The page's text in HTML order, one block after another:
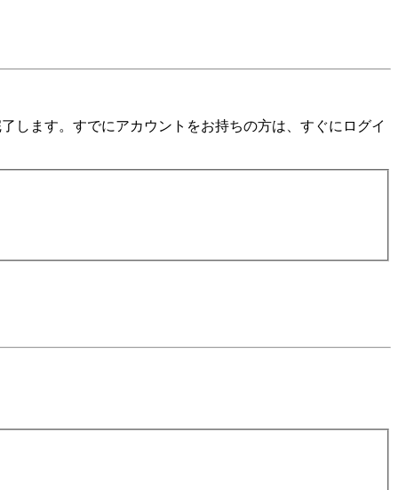
します。すでにアカウントをお持ちの方は、すぐにログイ